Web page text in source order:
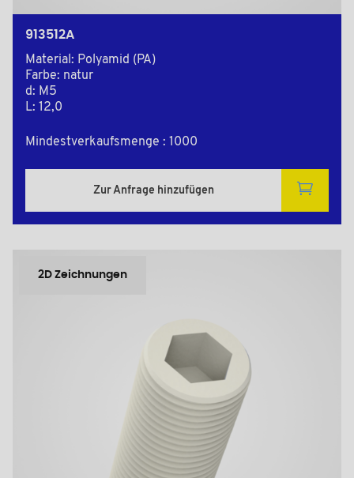
913512A
Material: Polyamid (PA)
Farbe: natur
d: M5
L: 12,0
Mindestverkaufsmenge : 1000
Zur Anfrage hinzufügen
2D Zeichnungen